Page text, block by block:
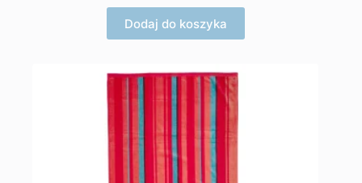
Dodaj do koszyka